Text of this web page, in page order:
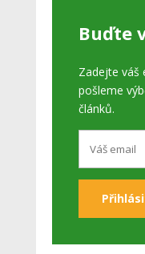
Buďte
Zadejte váš
pošleme
článků.